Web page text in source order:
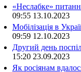
«Неслабке»
09:55 13.10.2023
Мобілізація в
09:59 12.10.2023
Другий день
15:20 23.09.2023
Як росіянам